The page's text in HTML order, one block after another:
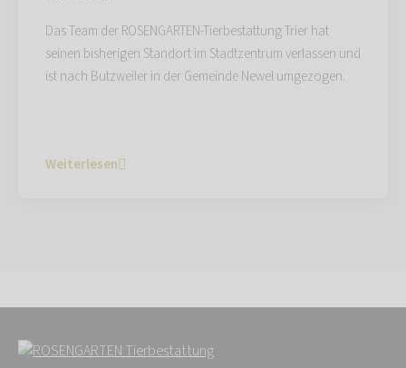
Das Team der ROSENGARTEN-Tierbestattung Trier hat
seinen bisherigen Standort im Stadtzentrum verlassen und
ist nach Butzweiler in der Gemeinde Newel umgezogen.
Weiterlesen